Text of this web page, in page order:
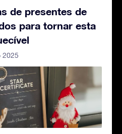
de presentes de
para tornar esta
2025